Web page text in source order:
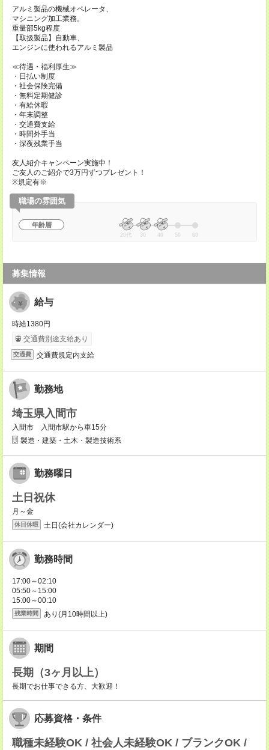
アルミ製品の機械オペレータ、
マシニング加工業務。
重量部5kg程度
【取扱製品】自動車、
エンジンに使われるアルミ製品
≪待遇・福利厚生≫
・日払い制度
・社会保険完備
・無料定期健診
・有給休暇
・年末調整
・交通費支給
・時間外手当
・深夜残業手当
友人紹介キャンペーン実施中！
ご友人のご紹介で3万円ずつプレゼント！
※規定有※
職場の雰囲気
年齢層
20代 30 40 50 60
募集情報
給与
時給1380円
交通費別途支給あり
交通費 交通費規定内支給
勤務地
埼玉県入間市
入間市 入間市駅から車15分
製造・建築・土木・製造技術系
勤務曜日
土日祝休
月～金
休日休暇 土日(会社カレンダー)
勤務時間
17:00～02:10
05:50～15:00
15:00～00:10
残業時間 あり(月10時間以上)
期間
長期（3ヶ月以上）
長期でお仕事できる方、大歓迎！
応募資格・条件
職種未経験OK / 社会人未経験OK / ブランクOK /